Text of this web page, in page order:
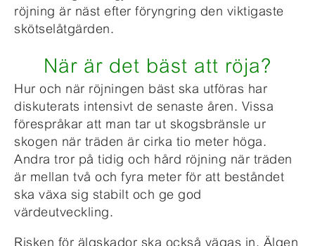
röjning är näst efter föryngring den viktigaste
skötselåtgärden.
När är det bäst att röja?
Hur och när röjningen bäst ska utföras har
diskuterats intensivt de senaste åren. Vissa
förespråkar att man tar ut skogsbränsle ur
skogen när träden är cirka tio meter höga.
Andra tror på tidig och hård röjning när träden
är mellan två och fyra meter för att beståndet
ska växa sig stabilt och ge god
värdeutveckling.
Risken för älgskador ska också vägas in. Älgen